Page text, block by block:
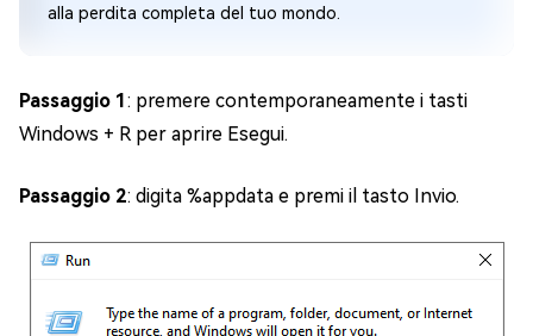
alla perdita completa del tuo mondo.
Passaggio 1: premere contemporaneamente i tasti
Windows + R per aprire Esegui.
Passaggio 2: digita %appdata e premi il tasto Invio.